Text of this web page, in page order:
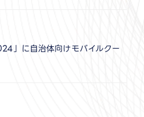
」に自治体向けモバイルクー